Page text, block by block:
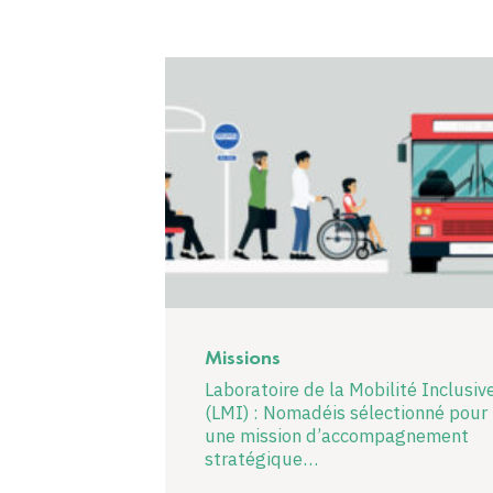
Missions
Laboratoire de la Mobilité
(LMI) : Nomadéis sélectionné pour
une mission d’accompagnement
stratégique…